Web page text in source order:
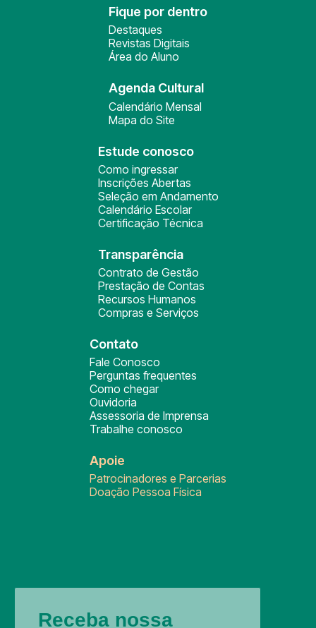
Fique por dentro
Destaques
Revistas Digitais
Área do Aluno
Agenda Cultural
Calendário Mensal
Mapa do Site
Estude conosco
Como ingressar
Inscrições Abertas
Seleção em Andamento
Calendário Escolar
Certificação Técnica
Transparência
Contrato de Gestão
Prestação de Contas
Recursos Humanos
Compras e Serviços
Contato
Fale Conosco
Perguntas frequentes
Como chegar
Ouvidoria
Assessoria de Imprensa
Trabalhe conosco
Apoie
Patrocinadores e Parcerias
Doação Pessoa Física